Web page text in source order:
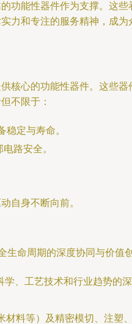
功能性器件作为支撑。这些
力和专注的服务精神，成
核心的功能性器件。这些器
不限于：
稳定与寿命。
路安全。
自身不断向前。
命周期的深度协同与价值创
、工艺技术和行业趋势的
材料等）及精密模切、注塑